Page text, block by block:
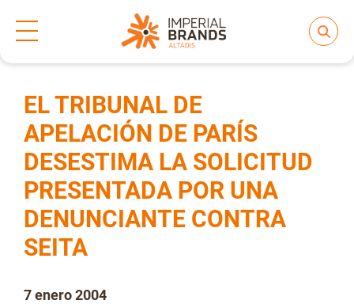
Nuestras Marcas
Compromiso
Regulación
Inicio Notas de prensa
EL TRIBUNAL DE
APELACIÓN DE PARÍS
DESESTIMA LA SOLICITUD
PRESENTADA POR UNA
DENUNCIANTE CONTRA
SEITA
7 enero 2004